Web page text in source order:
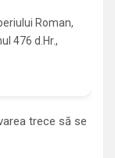
Roman,
476 d.Hr.,
trece să se